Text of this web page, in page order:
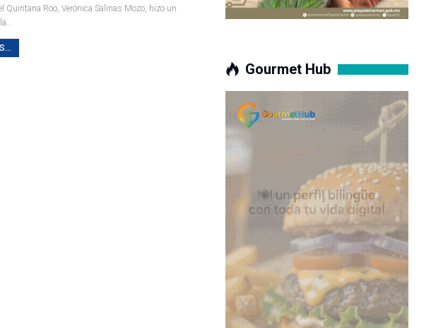
Quintana Roo, Verónica Salinas Mozo, hizo un
Gourmet Hub